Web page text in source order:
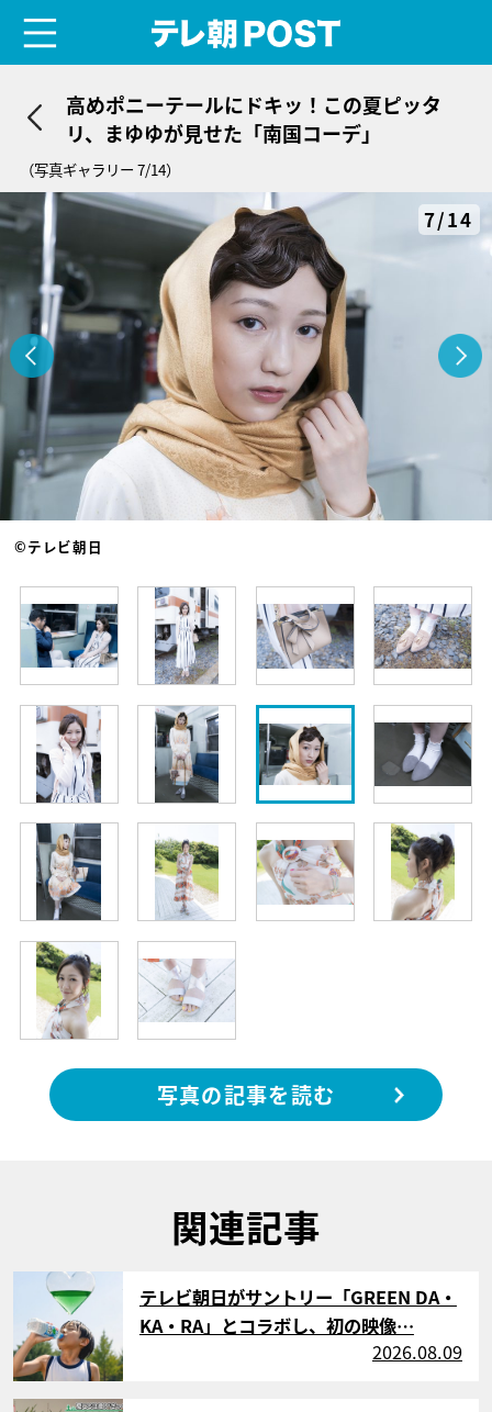
高めポニーテールにドキッ！この夏ピッタ
リ、まゆゆが見せた「南国コーデ」
（写真ギャラリー 7/14）
7/14
©テレビ朝日
写真の記事を読む
関連記事
テレビ朝日がサントリー「GREEN DA・
KA・RA」とコラボし、初の映像…
2026.08.09